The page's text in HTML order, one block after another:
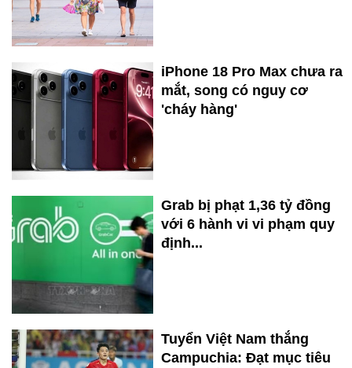
iPhone 18 Pro Max chưa ra
mắt, song có nguy cơ
'cháy hàng'
Grab bị phạt 1,36 tỷ đồng
với 6 hành vi vi phạm quy
định...
Tuyển Việt Nam thắng
Campuchia: Đạt mục tiêu